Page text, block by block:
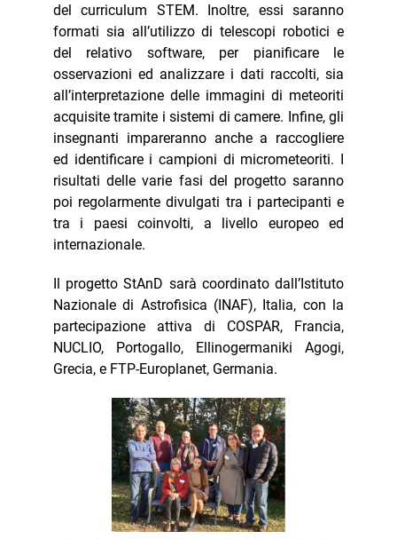
del curriculum STEM. Inoltre, essi saranno
formati sia all’utilizzo di telescopi robotici e
del relativo software, per pianificare le
osservazioni ed analizzare i dati raccolti, sia
all’interpretazione delle immagini di meteoriti
acquisite tramite i sistemi di camere. Infine, gli
insegnanti impareranno anche a raccogliere
ed identificare i campioni di micrometeoriti. I
risultati delle varie fasi del progetto saranno
poi regolarmente divulgati tra i partecipanti e
tra i paesi coinvolti, a livello europeo ed
internazionale.
Il progetto StAnD sarà coordinato dall’Istituto
Nazionale di Astrofisica (INAF), Italia, con la
partecipazione attiva di COSPAR, Francia,
NUCLIO, Portogallo, Ellinogermaniki Agogi,
Grecia, e FTP-Europlanet, Germania.